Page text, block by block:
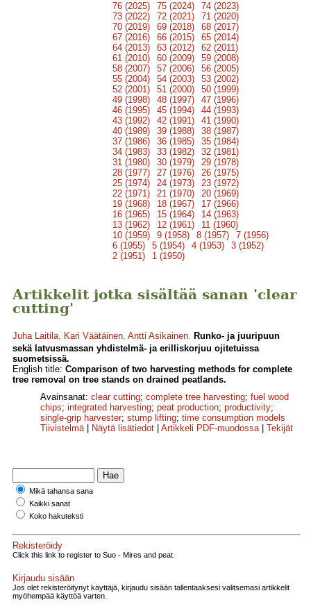
76 (2025) 75 (2024)
74 (2023)
73 (2022)
72 (2021)
71 (2020)
70 (2019)
69 (2018)
68 (2017)
67 (2016)
66 (2015)
65 (2014)
64 (2013)
63 (2012)
62 (2011)
61 (2010)
60 (2009)
59 (2008)
58 (2007)
57 (2006)
56 (2005)
55 (2004)
54 (2003)
53 (2002)
52 (2001)
51 (2000)
50 (1999)
49 (1998)
48 (1997)
47 (1996)
46 (1995)
45 (1994)
44 (1993)
43 (1992)
42 (1991)
41 (1990)
40 (1989)
39 (1988)
38 (1987)
37 (1986)
36 (1985)
35 (1984)
34 (1983)
33 (1982)
32 (1981)
31 (1980)
30 (1979)
29 (1978)
28 (1977)
27 (1976)
26 (1975)
25 (1974)
24 (1973)
23 (1972)
22 (1971)
21 (1970)
20 (1969)
19 (1968)
18 (1967)
17 (1966)
16 (1965)
15 (1964)
14 (1963)
13 (1962)
12 (1961)
11 (1960)
10 (1959)
9 (1958) 8 (1957)
7 (1956)
6 (1955)
5 (1954) 4 (1953)
3 (1952)
2 (1951)
1 (1950)
Artikkelit jotka sisältää sanan 'clear
cutting'
Juha Laitila, Kari Väätäinen, Antti Asikainen. Runko- ja juuripuun
sekä latvusmassan yhdistelmä- ja erilliskorjuu ojitetuissa
suometsissä.
English title: Comparison of two harvesting methods for complete
tree removal on tree stands on drained peatlands.
Avainsanat: clear cutting; complete tree harvesting; fuel wood
chips; integrated harvesting; peat production; productivity;
single-grip harvester; stump lifting; time consumption models
Tiivistelmä| Näytä lisätiedot Artikkeli PDF-muodossa| Tekijät
Mikä tahansa sana
Kaikki sanat
Koko hakuteksti
Rekisteröidy
Click this link to register to Suo - Mires and peat.
Kirjaudu sisään
Jos olet rekisteröitynyt käyttäjä, kirjaudu sisään tallentaaksesi valitsemasi artikkelit
myöhempää käyttöä varten.